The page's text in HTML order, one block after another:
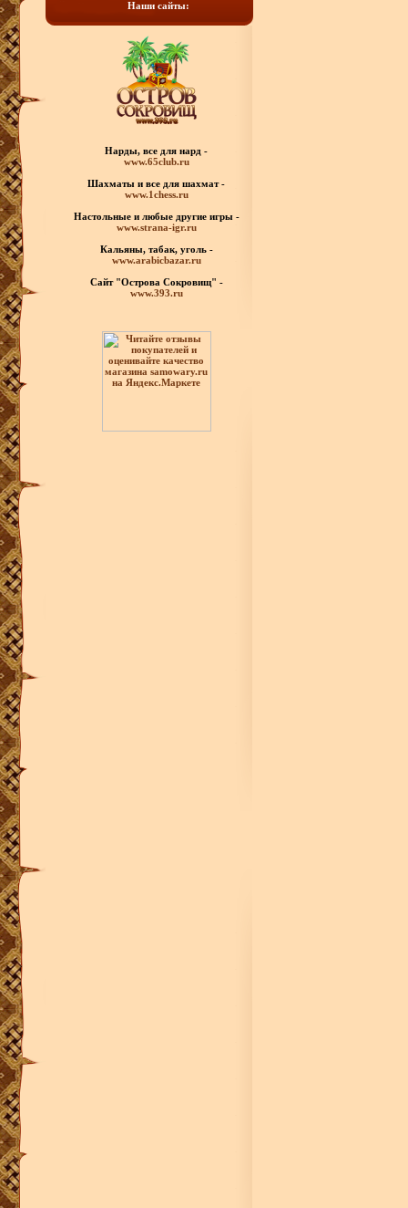
Наши сайты:
Нарды, все для нард -
www.65club.ru
Шахматы и все для шахмат -
www.1chess.ru
Настольные и любые другие игры -
www.strana-igr.ru
Кальяны, табак, уголь -
www.arabicbazar.ru
Сайт "Острова Сокровищ" -
www.393.ru